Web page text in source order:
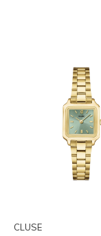
CLUSE